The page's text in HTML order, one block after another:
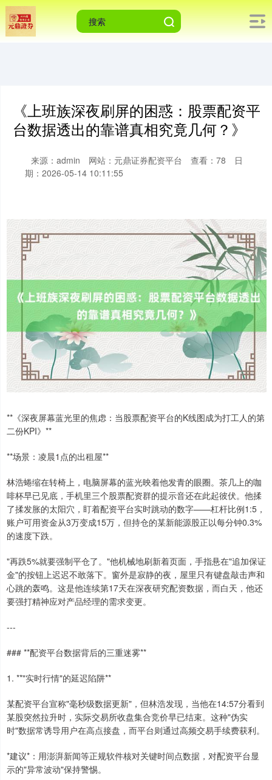
《上班族深夜刷屏的困惑：股票配资平
台数据透出的靠谱真相究竟几何？》
来源：admin 网站：元鼎证券配资平台 查看：78
日
期：2026-05-14 10:11:55
**《深夜屏幕蓝光里的焦虑：当股票配资平台的K线图成为打工人的第
二份KPI》**
**场景：凌晨1点的出租屋**
林浩蜷缩在转椅上，电脑屏幕的蓝光映着他发青的眼圈。茶几上的咖
啡杯早已见底，手机里三个股票配资群的提示音还在此起彼伏。他揉
了揉发胀的太阳穴，盯着配资平台实时跳动的数字——杠杆比例1:5，
账户可用资金从3万变成15万，但持仓的某新能源股正以每分钟0.3%
的速度下跌。
"再跌5%就要强制平仓了。"他机械地刷新着页面，手指悬在"追加保证
金"的按钮上迟迟不敢落下。窗外是寂静的夜，屋里只有键盘敲击声和
心跳的轰鸣。这是他连续第17天在深夜研究配资数据，而白天，他还
要强打精神应对产品经理的需求变更。
---
### **配资平台数据背后的三重迷雾**
1. **"实时行情"的延迟陷阱**
某配资平台宣称"毫秒级数据更新"，但林浩发现，当他在14:57分看到
某股突然拉升时，实际交易所收盘集合竞价早已结束。这种"伪实
时"数据常诱导用户在高点接盘，而平台则通过高频交易手续费获利。
*建议*：用澎湃新闻等正规软件核对关键时间点数据，对配资平台显
示的"异常波动"保持警惕。